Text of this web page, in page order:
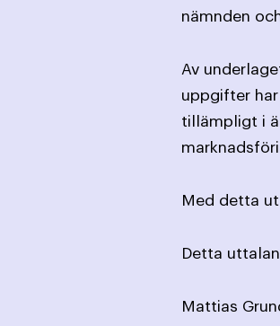
nämnden
Av
uppgifter
tillämpligt i
Med detta
Detta
Mattias